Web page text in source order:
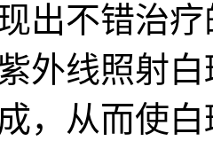
出不错治
外线照射
，从而使